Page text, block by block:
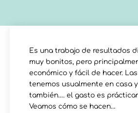
Es una trabajo de resultados
muy bonitos, pero
económico y fácil de hacer.
tenemos usualmente en casa
también…. el gasto es
Veamos cómo se hacen…